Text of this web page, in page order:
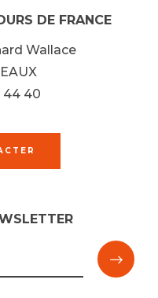
DE FRANCE
Wallace
44 40